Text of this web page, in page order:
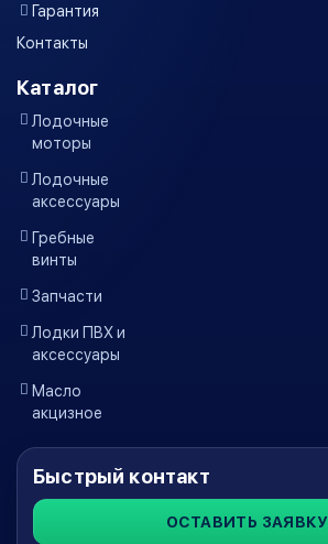
Гарантия
Контакты
Каталог
Лодочные
моторы
Лодочные
аксессуары
Гребные
винты
Запчасти
Лодки ПВХ и
аксессуары
Масло
акцизное
Быстрый контакт
ОСТАВИТЬ ЗАЯВКУ